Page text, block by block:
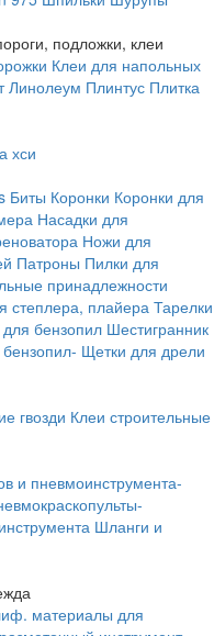
подложки, клеи
Клеи для напольных
Линолеум Плинтус Плитка
хси
Биты Коронки Коронки для
Насадки для
Ножи для
Патроны Пилки для
принадлежности
степлера, плайера Тарелки
бензопил Шестигранник
Щетки для дрели
гвозди Клеи строительные
и пневмоинструмента-
Шланги и
материалы для